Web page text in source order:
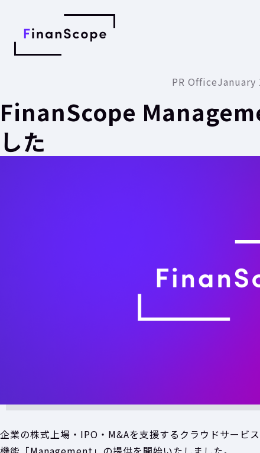
PR OfficeJanuary
FinanScope
した
企業の株式上場・IPO・M&Aを支援するクラウドサービ